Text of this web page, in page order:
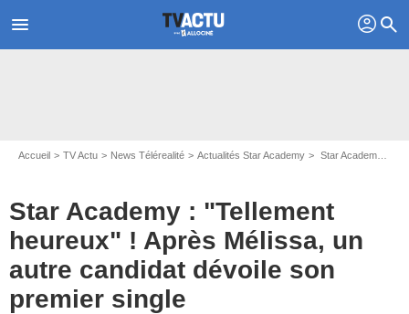
menu profil search
Accueil TV Actu News Télérealité Actualités Star Academy Star Academy : "Tellement heureux" ! Après Mélissa, un autre candidat dévoile son premier single
Star Academy : "Tellement
heureux" ! Après Mélissa, un
autre candidat dévoile son
premier single